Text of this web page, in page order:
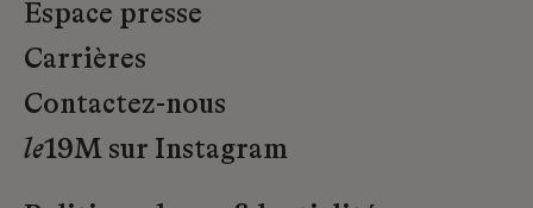
Espace presse
Carrières
Contactez-nous
le19M sur Instagram